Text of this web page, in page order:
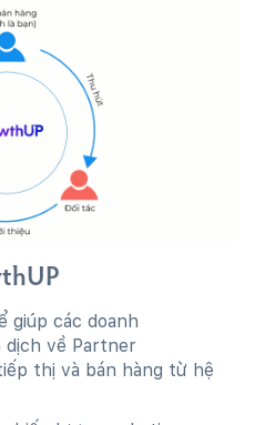
giúp các doanh
dịch về Partner
thị và bán hàng từ hệ